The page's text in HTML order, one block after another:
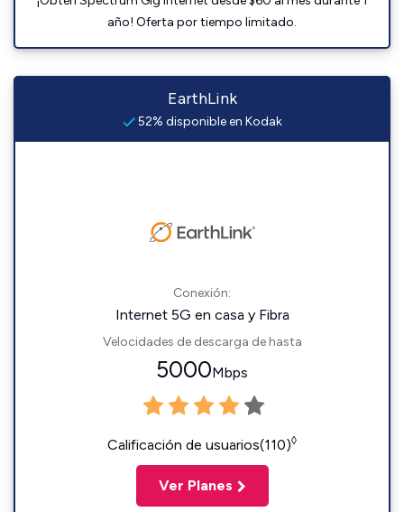
año! Oferta por tiempo limitado.
EarthLink
52% disponible en Kodak
Conexión:
Internet 5G en casa y Fibra
Velocidades de descarga de hasta
5000Mbps
Calificación de usuarios(110)◊
Ver Planes